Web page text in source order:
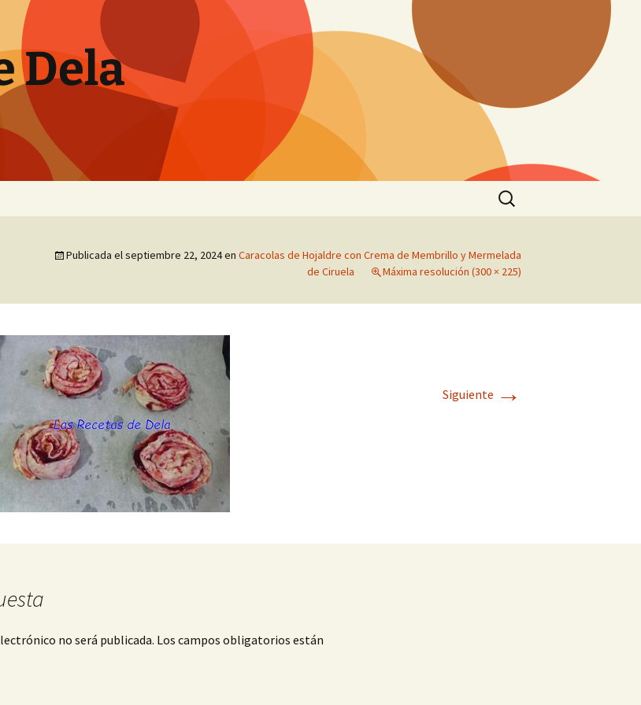
Dela
Buscar:
Publicada elseptiembre 22, 2024en Caracolas de Hojaldre con Crema de Membrillo y Mermelada
de Ciruela
Máxima resolución (300 × 225)
Siguiente →
no será publicada. Los campos obligatorios están